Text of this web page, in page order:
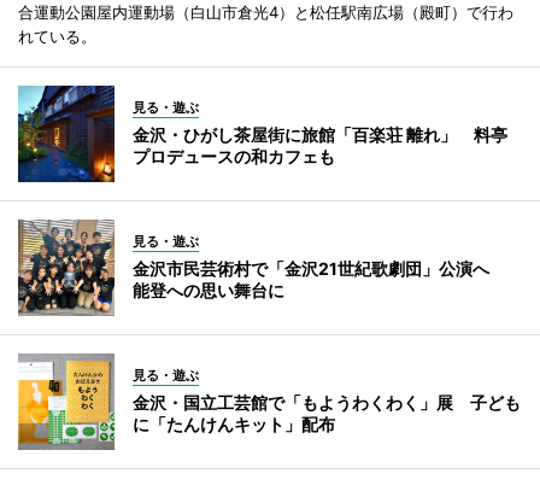
合運動公園屋内運動場（白山市倉光4）と松任駅南広場（殿町）で行わ
れている。
見る・遊ぶ
金沢・ひがし茶屋街に旅館「百楽荘 離れ」 料亭
プロデュースの和カフェも
見る・遊ぶ
金沢市民芸術村で「金沢21世紀歌劇団」公演へ
能登への思い舞台に
見る・遊ぶ
金沢・国立工芸館で「もようわくわく」展 子ども
に「たんけんキット」配布